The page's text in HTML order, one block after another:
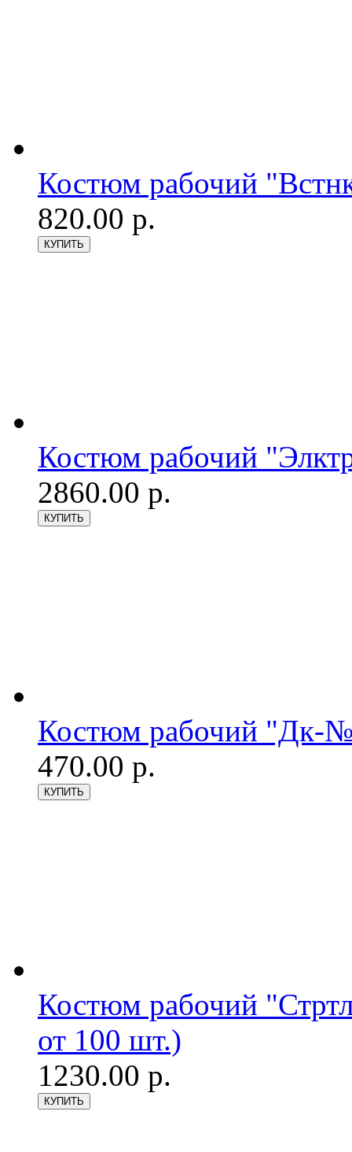
Костюм рабочий
820.00 р.
Костюм рабочий
2860.00 р.
Костюм рабочий "Дк-
470.00 р.
Костюм рабочий
от 100 шт.)
1230.00 р.